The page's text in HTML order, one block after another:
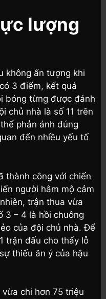
lượng
không ấn tượng khi
3 điểm, kết quả
bóng từng được đánh
chủ nhà là số 11 trên
phản ánh đúng
đến nhiều yếu tố
thành công với chiến
người hâm mộ cảm
trận thua vừa
3 – 4 là hồi chuông
của đội chủ nhà. Để
trận đấu cho thấy lỗ
thiếu ăn ý của hậu
chi hơn 75 triệu